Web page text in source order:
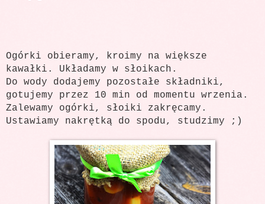
Ogórki obieramy, kroimy na większe
kawałki. Układamy w słoikach.
Do wody dodajemy pozostałe składniki,
gotujemy przez 10 min od momentu wrzenia.
Zalewamy ogórki, słoiki zakręcamy.
Ustawiamy nakrętką do spodu, studzimy ;)